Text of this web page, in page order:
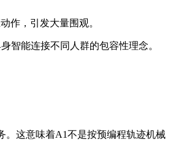
作，引发大量围观。
智能连接不同人群的包容性理念。
。这意味着A1不是按预编程轨迹机械